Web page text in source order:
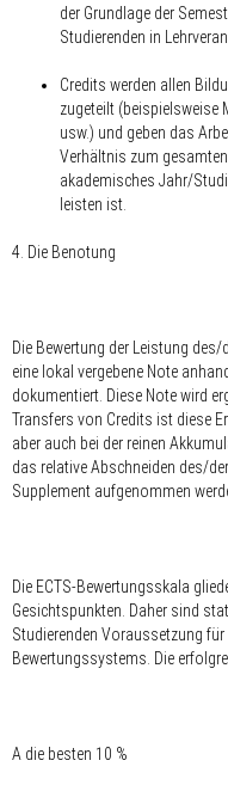
der Grundlage der
Studierenden in
Credits werden allen
zugeteilt (beispielsweise
usw.) und geben das
Verhältnis zum
akademisches Jahr/
leisten ist.
4. Die Benotung
Die Bewertung der Leistung
eine lokal vergebene Note
dokumentiert. Diese Note wird
Transfers von Credits ist diese
aber auch bei der reinen
das relative Abschneiden des/
Supplement aufgenommen
Die ECTS-Bewertungsskala
Gesichtspunkten. Daher sind
Studierenden Voraussetzung
Bewertungssystems. Die
A die besten 10 %